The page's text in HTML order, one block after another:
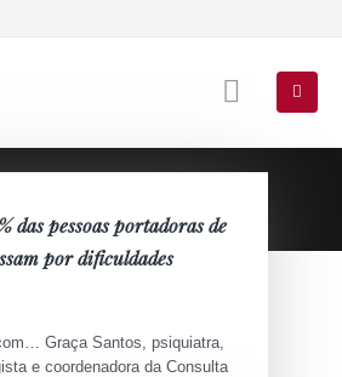
das pessoas portadoras de
por dificuldades
Graça Santos, psiquiatra,
e coordenadora da Consulta